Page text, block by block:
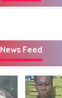
News Feed